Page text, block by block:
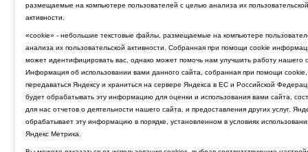
размещаемые на компьютере пользователей с целью анализа их пользовательской
активности.
«cookie» - небольшие текстовые файлы, размещаемые на компьютере
анализа их пользовательской активности. Собранная при помощи cookie
может идентифицировать вас, однако может помочь нам улучшить работу нашего
Информация об использовании вами данного сайта, собранная при помощи cookie,
передаваться Яндексу и храниться на сервере Яндекса в ЕС и Российской
будет обрабатывать эту информацию для оценки и использования вами сайта,
для нас отчетов о деятельности нашего сайта, и предоставления других услуг.
обрабатывает эту информацию в порядке, установленном в условиях
Яндекс Метрика.